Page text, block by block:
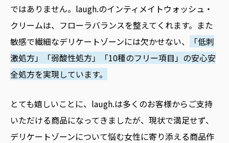
ではありません。laugh.のインティメイトウォッシュ・
クリームは、フローラバランスを整えてくれます。また
敏感で繊細なデリケートゾーンには欠かせない、
「低刺
激処方」「弱酸性処方」「10種のフリー項目」の安心安
全処方を実現しています。
とても嬉しいことに、laugh.は多くのお客様からご支持
いただける商品になってきましたが、現状で満足せず、
デリケートゾーンについて悩む女性に寄り添える商品作